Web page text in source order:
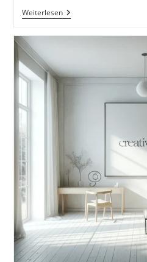
WeiterlesenKlebeband
Auf
YouTube